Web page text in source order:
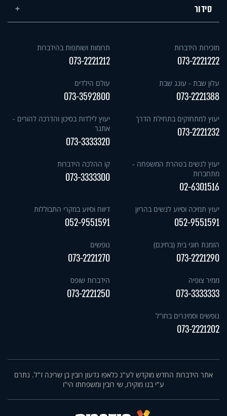
סידור
מזכירות הידברות
073-2221222
תרומות ושותפות בהידברות
073-2221212
עלון שבת - עונג שבת
073-2221388
עולם הילדים
073-3592800
יעוץ למתחזקים בתחילת הדרך
073-2221232
יעוץ לילדות בסיכון והדרכה להורים -
אתגר
073-3333320
יעוץ לנשים בטהרת המשפחה -
מתחברות
02-6301516
קו ההלכה הידברות
073-3333300
יעוץ תמיכה וסיוע לנשים בהריון
052-9551591
דיווח וסיוע במקרי התבוללות
052-9551591
הזמנת חוגי בית (בחינם)
073-2221290
נופשים
073-2221270
ממיר צופיה
073-3333333
הידברות שופס
073-2221250
נופשים וסמינרים בחו"ל
073-2221202
אתר הידברות החדש מוקדש לע"נ כלאפו גדעון רובין בן שרינה ז"ל. נתרם
ע"י בנו מוקירו, שי רובין ומשפחתו הי"ו